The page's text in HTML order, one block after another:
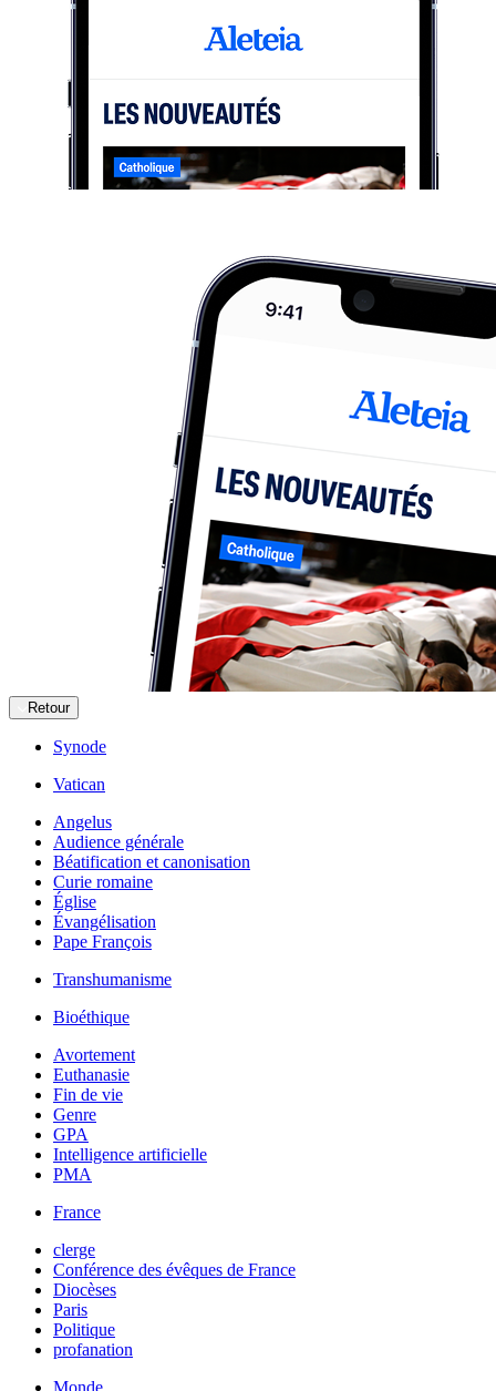
Retour
Synode
Vatican
Angelus
Audience générale
Béatification et canonisation
Curie romaine
Église
Évangélisation
Pape François
Transhumanisme
Bioéthique
Avortement
Euthanasie
Fin de vie
Genre
GPA
Intelligence artificielle
PMA
France
clerge
Conférence des évêques de France
Diocèses
Paris
Politique
profanation
Monde